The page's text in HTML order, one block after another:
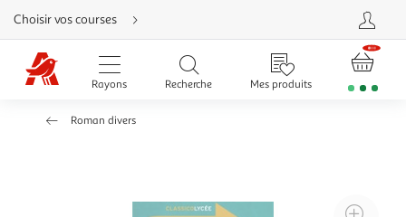
Aller
directement
au
contenu
Aller
directement
Aller
Choisir vos courses
Rayons Recherche Mes produits
Roman divers